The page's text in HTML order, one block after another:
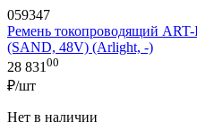
059347
Ремень токопроводящий
(SAND, 48V) (Arlight, -)
28 831 00
₽/шт
Нет в наличии